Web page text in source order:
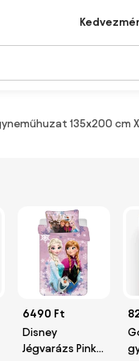
135x200 cm
6490 Ft
Disney
Jégvarázs Pink-